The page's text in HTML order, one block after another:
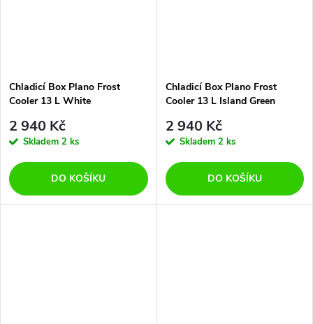
Chladicí Box Plano Frost
Cooler 13 L White
2 940 Kč
Skladem 2 ks
DO KOŠÍKU
Chladicí Box Plano Frost
Cooler 13 L Island Green
2 940 Kč
Skladem 2 ks
DO KOŠÍKU